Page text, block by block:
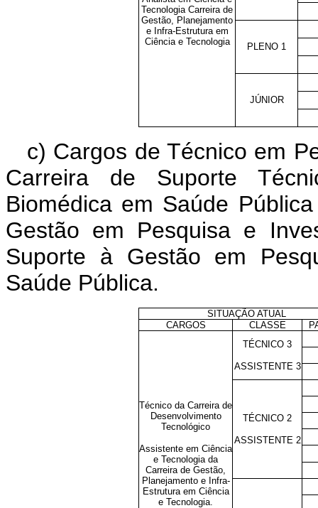
Tecnologia Carreira de
Gestão, Planejamento
e Infra-Estrutura em
Ciência e Tecnologia
PLENO 1
JÚNIOR
c) Cargos de Técnico em
Carreira de Suporte
Biomédica em Saúde
Gestão em Pesquisa e
Suporte à Gestão em
Saúde Pública.
SITUAÇÃO ATUAL
CARGOS
CLASSE
Técnico da Carreira de
Desenvolvimento
Tecnológico
Assistente em Ciência
e Tecnologia da
Carreira de Gestão,
Planejamento e Infra-
Estrutura em Ciência
e Tecnologia.
TÉCNICO 3
ASSISTENTE 3
TÉCNICO 2
ASSISTENTE 2